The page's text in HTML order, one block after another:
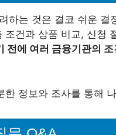
하는 것은 결코 쉬운
조건과 상품 비교, 신청
전에 여러 금융기관의
한 정보와 조사를 통해